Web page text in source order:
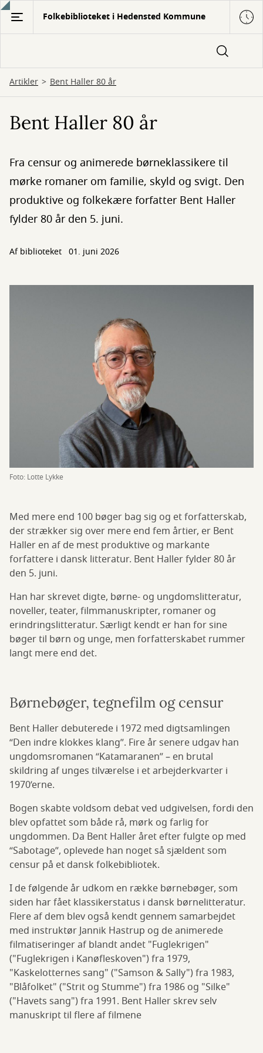
Gå
hovedindhold
Folkebiblioteket i Hedensted Kommune
Artikler Bent Haller 80 år
Bent Haller 80 år
Fra censur og animerede børneklassikere til
mørke romaner om familie, skyld og svigt. Den
produktive og folkekære forfatter Bent Haller
fylder 80 år den 5. juni.
Af biblioteket 01. juni 2026
Foto: Lotte Lykke
Med mere end 100 bøger bag sig og et forfatterskab,
der strækker sig over mere end fem årtier, er Bent
Haller en af de mest produktive og markante
forfattere i dansk litteratur. Bent Haller fylder 80 år
den 5. juni.
Han har skrevet digte, børne- og ungdomslitteratur,
noveller, teater, filmmanuskripter, romaner og
erindringslitteratur. Særligt kendt er han for sine
bøger til børn og unge, men forfatterskabet rummer
langt mere end det.
Børnebøger, tegnefilm og censur
Bent Haller debuterede i 1972 med digtsamlingen
“Den indre klokkes klang”. Fire år senere udgav han
ungdomsromanen “Katamaranen” – en brutal
skildring af unges tilværelse i et arbejderkvarter i
1970’erne.
Bogen skabte voldsom debat ved udgivelsen, fordi den
blev opfattet som både rå, mørk og farlig for
ungdommen. Da Bent Haller året efter fulgte op med
“Sabotage”, oplevede han noget så sjældent som
censur på et dansk folkebibliotek.
I de følgende år udkom en række børnebøger, som
siden har fået klassikerstatus i dansk børnelitteratur.
Flere af dem blev også kendt gennem samarbejdet
med instruktør Jannik Hastrup og de animerede
filmatiseringer af blandt andet "Fuglekrigen"
("Fuglekrigen i Kanøfleskoven") fra 1979,
"Kaskelotternes sang" ("Samson & Sally") fra 1983,
"Blåfolket" ("Strit og Stumme") fra 1986 og "Silke"
("Havets sang") fra 1991. Bent Haller skrev selv
manuskript til flere af filmene